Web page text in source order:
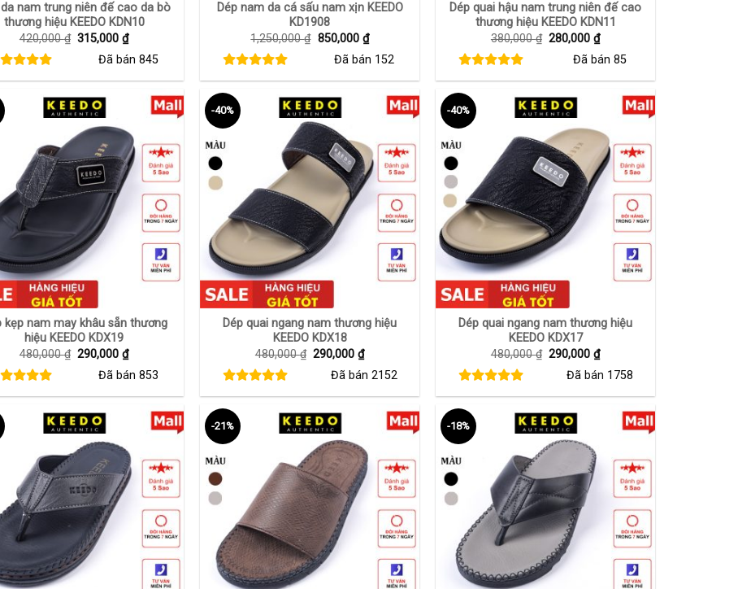
da nam trung niên đế cao da bò
thương hiệu KEEDO KDN10
420,000₫ Giá
315,000₫Giá
hiện
tại
315,000 ₫.
Đã bán 845
Dép nam da cá sấu nam xịn KEEDO
KD1908
1,250,000₫ Giá
850,000 ₫Giá
hiện
tại
850,000 ₫.
Đã bán 152
Dép quai hậu nam trung niên đế cao
thương hiệu KEEDO KDN11
380,000₫ Giá
280,000₫Giá
hiện
tại
280,000 ₫.
Đã bán 85
kẹp nam may khâu sẵn thương
hiệu KEEDO KDX19
480,000₫ Giá
290,000₫Giá
hiện
tại
290,000 ₫.
Đã bán 853
-40%
+
Dép quai ngang nam thương hiệu
KEEDO KDX18
480,000₫ Giá
290,000₫Giá
hiện
tại
290,000 ₫.
Đã bán 2152
-40%
+
Dép quai ngang nam thương hiệu
KEEDO KDX17
480,000₫ Giá
290,000₫Giá
hiện
tại
290,000 ₫.
Đã bán 1758
-21% -18%